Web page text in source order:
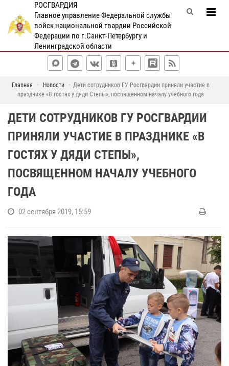
РОСГВАРДИЯ
Главное управление Федеральной службы
войск национальной гвардии Российской
Федерации по г.Санкт-Петербургу и
Ленинградской области
Главная Новости
Дети сотрудников ГУ Росгвардии приняли участие в
празднике «В гостях у дяди Степы», посвященном началу учебного года
ДЕТИ СОТРУДНИКОВ ГУ РОСГВАРДИИ
ПРИНЯЛИ УЧАСТИЕ В ПРАЗДНИКЕ «В
ГОСТЯХ У ДЯДИ СТЕПЫ»,
ПОСВЯЩЕННОМ НАЧАЛУ УЧЕБНОГО
ГОДА
02 сентября 2019, 15:59